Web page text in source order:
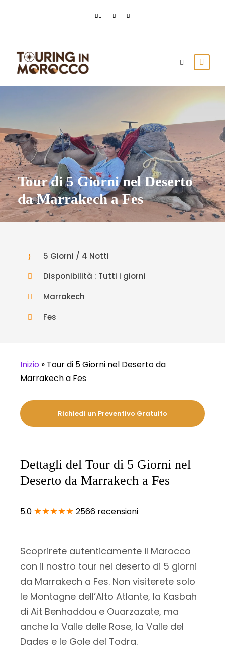
Tour di 5 Giorni nel Deserto
da Marrakech a Fes
5 Giorni / 4 Notti
Disponibilità : Tutti i giorni
Marrakech
Fes
Inizio » Tour di 5 Giorni nel Deserto da
Marrakech a Fes
Richiedi un Preventivo Gratuito
Dettagli del Tour di 5 Giorni nel
Deserto da Marrakech a Fes
5.0 ★★★★★ 2566 recensioni
Scoprirete autenticamente il Marocco
con il nostro tour nel deserto di 5 giorni
da Marrakech a Fes. Non visiterete solo
le Montagne dell’Alto Atlante, la Kasbah
di Ait Benhaddou e Ouarzazate, ma
anche la Valle delle Rose, la Valle del
Dades e le Gole del Todra.